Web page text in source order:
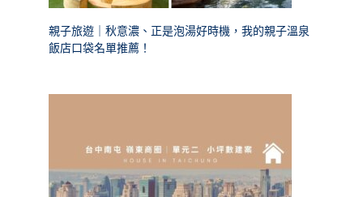
親子旅遊｜秋意濃、正是泡湯好時機，我的親子溫泉
飯店口袋名單推薦！